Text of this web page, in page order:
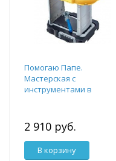
Помогаю Папе.
Мастерская с
инструментами в
2 910 руб.
В корзину